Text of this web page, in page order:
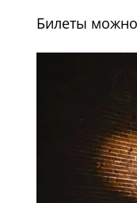
Билеты